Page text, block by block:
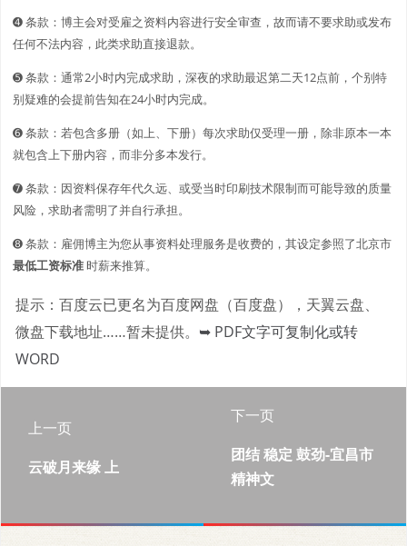
➍ 条款：博主会对受雇之资料内容进行安全审查，故而请不要求助或发布
任何不法内容，此类求助直接退款。
➎ 条款：通常2小时内完成求助，深夜的求助最迟第二天12点前，个别特
别疑难的会提前告知在24小时内完成。
➏ 条款：若包含多册（如上、下册）每次求助仅受理一册，除非原本一本
就包含上下册内容，而非分多本发行。
➐ 条款：因资料保存年代久远、或受当时印刷技术限制而可能导致的质量
风险，求助者需明了并自行承担。
➑ 条款：雇佣博主为您从事资料处理服务是收费的，其设定参照了北京市
最低工资标准时薪来推算。
提示：百度云已更名为百度网盘（百度盘），天翼云盘、
微盘下载地址……暂未提供。 ➥ PDF文字可复制化或转
WORD
上一页
云破月来缘 上
下一页
团结 稳定 鼓劲-宜昌市
精神文